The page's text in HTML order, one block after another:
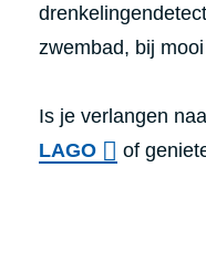
zwembad, bij
Is je verlangen
LAGO
of